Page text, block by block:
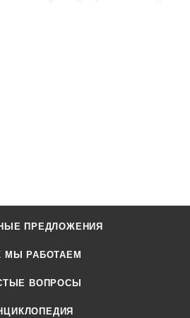
ПРЕДЛОЖЕНИЯ
МЫ РАБОТАЕМ
ВОПРОСЫ